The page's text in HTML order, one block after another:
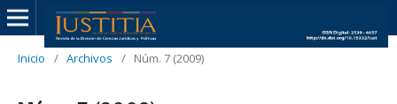
Inicio / Archivos / Núm. 7 (2009)